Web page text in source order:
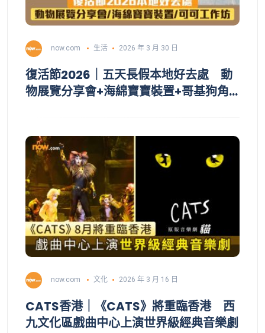
now.com 生活 2026 年 3 月 30 日
復活節2026｜五天長假本地好去處 動
物展覽分享會+海綿寶寶裝置+哥基狗角
now.com 文化 2026 年 3 月 16 日
CATS香港｜《CATS》將重臨香港 西
九文化區戲曲中心上演世界級經典音樂劇